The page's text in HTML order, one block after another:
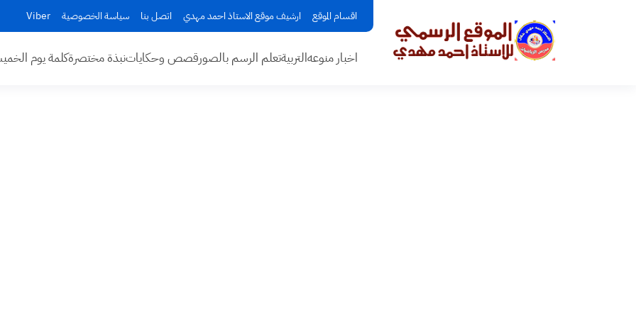
اقسام الموقع ارشيف موقع الاستاذ احمد مهدي اتصل بنا سياسة الخصوصية Viber
اخبار منوعهالتربيةتعلم الرسم بالصورقصص وحكاياتنبذة مختصرةكلمة يوم